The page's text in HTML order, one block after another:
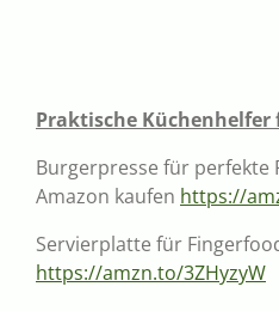
Praktische
Burgerpresse für perfekte
Amazon kaufen https://
Servierplatte für
https://amzn.to/3ZHyzyW